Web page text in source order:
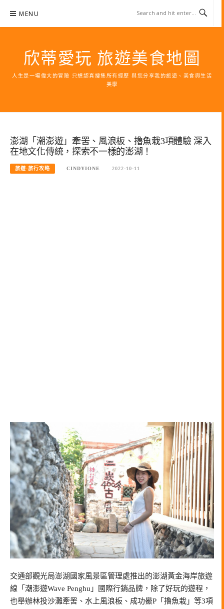
content
MENU
欣蒂愛玩 旅遊美食地圖
人生是一場偉大的冒險 只想認真搜集所有經歷 與您分享我的旅遊、美食與生活
美學
澎湖「潮澎遊」牽罟、風浪板、擼魚栽3項體驗 深入
在地文化傳統，探索不一樣的澎湖！
旅遊-旅行攻略 CINDYIONE 2022-10-11
交通部觀光局澎湖國家風景區管理處推出的澎湖黃金海岸旅遊
線「潮澎遊Wave Penghu」國際行銷品牌，除了好玩的遊程，
也舉辦林投沙灘牽罟、水上風浪板、成功鱟P「擼魚栽」等3項